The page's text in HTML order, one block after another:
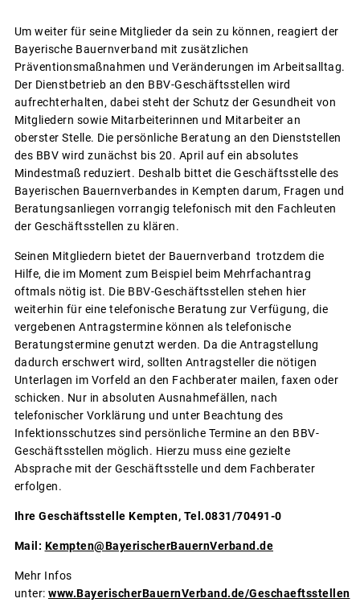
Um weiter für seine Mitglieder da sein zu können, reagiert der
Bayerische Bauernverband mit zusätzlichen
Präventionsmaßnahmen und Veränderungen im Arbeitsalltag.
Der Dienstbetrieb an den BBV-Geschäftsstellen wird
aufrechterhalten, dabei steht der Schutz der Gesundheit von
Mitgliedern sowie Mitarbeiterinnen und Mitarbeiter an
oberster Stelle. Die persönliche Beratung an den Dienststellen
des BBV wird zunächst bis 20. April auf ein absolutes
Mindestmaß reduziert. Deshalb bittet die Geschäftsstelle des
Bayerischen Bauernverbandes in Kempten darum, Fragen und
Beratungsanliegen vorrangig telefonisch mit den Fachleuten
der Geschäftsstellen zu klären.
Seinen Mitgliedern bietet der Bauernverband trotzdem die
Hilfe, die im Moment zum Beispiel beim Mehrfachantrag
oftmals nötig ist. Die BBV-Geschäftsstellen stehen hier
weiterhin für eine telefonische Beratung zur Verfügung, die
vergebenen Antragstermine können als telefonische
Beratungstermine genutzt werden. Da die Antragstellung
dadurch erschwert wird, sollten Antragsteller die nötigen
Unterlagen im Vorfeld an den Fachberater mailen, faxen oder
schicken. Nur in absoluten Ausnahmefällen, nach
telefonischer Vorklärung und unter Beachtung des
Infektionsschutzes sind persönliche Termine an den BBV-
Geschäftsstellen möglich. Hierzu muss eine gezielte
Absprache mit der Geschäftsstelle und dem Fachberater
erfolgen.
Ihre Geschäftsstelle Kempten, Tel.0831/70491-0
Mail: Kempten@BayerischerBauernVerband.de
Mehr Infos
unter: www.BayerischerBauernVerband.de/Geschaeftsstellen